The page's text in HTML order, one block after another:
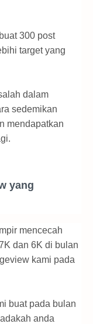
300 post
target yang
dalam
sedemikan
mendapatkan
yang
mencecah
dan 6K di bulan
kami pada
buat pada bulan
anda